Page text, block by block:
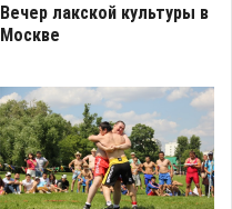
Вечер лакской культуры в
Москве